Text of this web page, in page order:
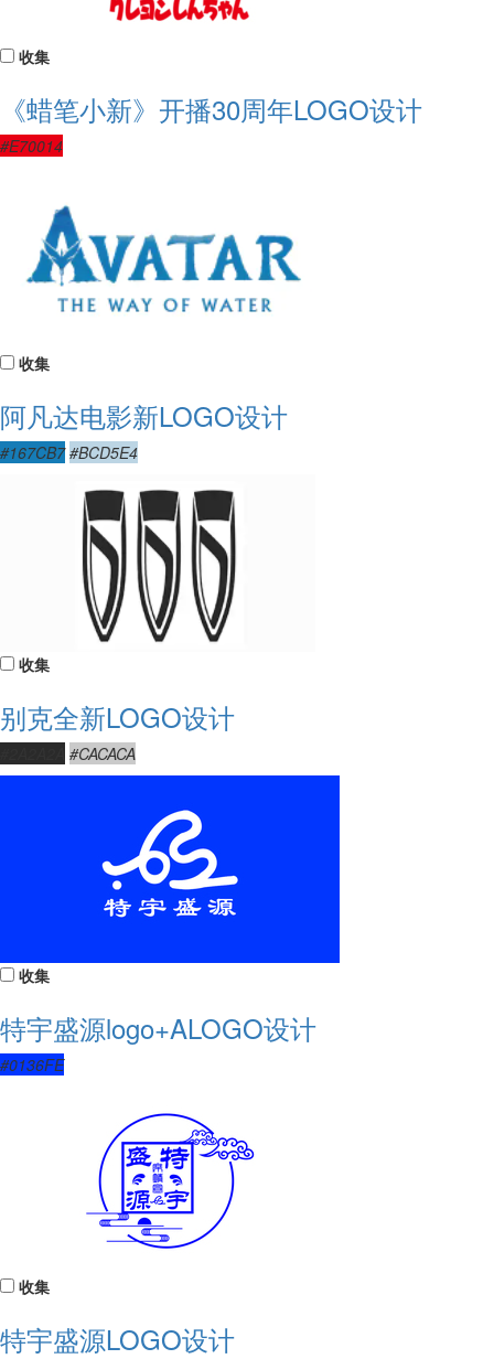
收集
《蜡笔小新》开播30周年LOGO设计
#E70014
收集
阿凡达电影新LOGO设计
#167CB7 #BCD5E4
收集
别克全新LOGO设计
#CACACA
收集
特宇盛源logo+ALOGO设计
#0136FE
收集
特宇盛源LOGO设计